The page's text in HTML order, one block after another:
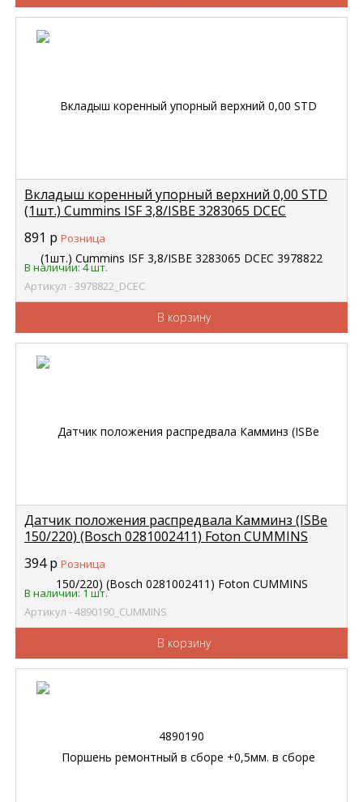
Вкладыш коренный упорный верхний 0,00 STD
(1шт.) Cummins ISF 3,8/ISBE 3283065 DCEC
891 р Розница
В наличии: 4 шт.
Артикул - 3978822_DCEC
В корзину
Датчик положения распредвала Камминз (ISBe
150/220) (Bosch 0281002411) Foton CUMMINS
394р Розница
В наличии: 1 шт.
Артикул - 4890190_CUMMINS
В корзину